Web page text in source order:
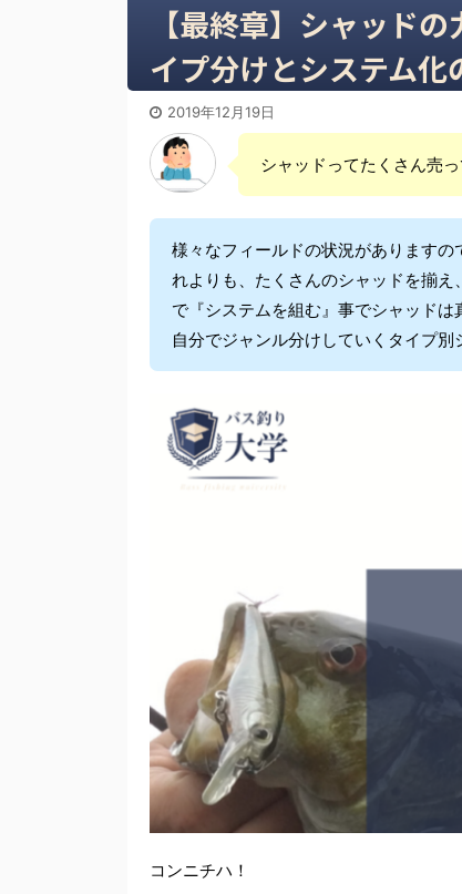
【最終章】シャッド
イプ分けとシステム化
2019年12月19日
シャッドってたくさん売
様々なフィールドの状況があります
れよりも、たくさんのシャッドを揃
で『システムを組む』事でシャッド
自分でジャンル分けしていくタイプ別
コンニチハ！